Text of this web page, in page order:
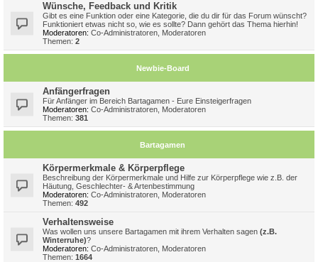
Wünsche, Feedback und Kritik
Gibt es eine Funktion oder eine Kategorie, die du dir für das Forum wünscht?
Funktioniert etwas nicht so, wie es sollte? Dann gehört das Thema hierhin!
Moderatoren: Co-Administratoren Moderatoren
Themen: 2
Newbie-Board
Anfängerfragen
Für Anfänger im Bereich Bartagamen - Eure Einsteigerfragen
Moderatoren: Co-Administratoren Moderatoren
Themen: 381
Bartagamen
Körpermerkmale & Körperpflege
Beschreibung der Körpermerkmale und Hilfe zur Körperpflege wie z.B. der
Häutung, Geschlechter- & Artenbestimmung
Moderatoren: Co-Administratoren Moderatoren
Themen: 492
Verhaltensweise
Was wollen uns unsere Bartagamen mit ihrem Verhalten sagen (z.B.
Winterruhe)?
Moderatoren: Co-Administratoren Moderatoren
Themen: 1664